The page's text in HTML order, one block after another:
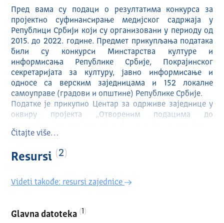
Пред вама су подаци о резултатима конкурса за
пројектно суфинансирање медијског садржаја у
Републици Србији који су организовани у периоду од
2015. до 2022. године. Предмет прикупљања података
били су конкурси Минстарства културе и
информисања Републике Србије, Покрајинског
секретаријата за културу, јавно информисање и
односе са верским заједницама и 152 локалне
самоуправе (градови и општине) Републике Србије.
Податке је прикупио Центар за одрживе заједнице у
оквиру пројекта „Отвореним подацима до
садржаја“ који су подржали Министарство културе и
информисања Републике Србије и Мисија ОЕБС-а у
Србији са циљем да се учини транспарентим процес
професионалце, али и грађане Републике Србије.
Извор података била су решења о расподели
интереса у сфери јавног информисања, које смо
прикупљали позивајући се на Закон о доступности
Čitajte više…
Resursi 2
Videti takođe: resursi zajednice
Glavna datoteka 1